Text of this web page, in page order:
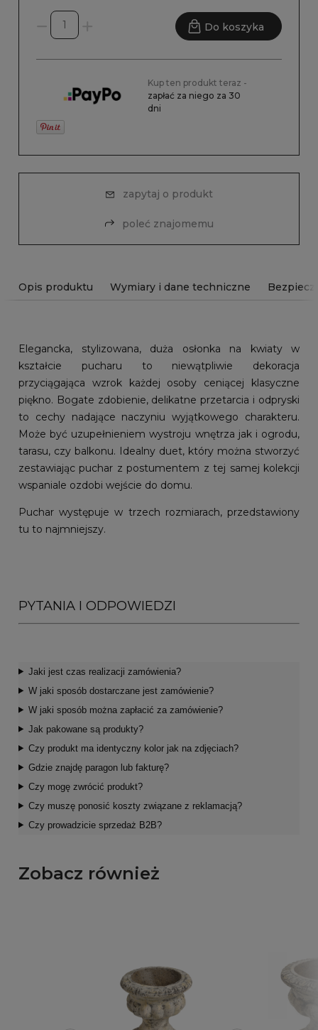
Do koszyka
Kup ten produkt teraz -
zapłać za niego za 30
dni
zapytaj o produkt
poleć znajomemu
Opis produktu Wymiary i dane techniczne
Elegancka, stylizowana, duża osłonka na kwiaty w
kształcie pucharu to niewątpliwie dekoracja
przyciągająca wzrok każdej osoby ceniącej klasyczne
piękno. Bogate zdobienie, delikatne przetarcia i odpryski
to cechy nadające naczyniu wyjątkowego charakteru.
Może być uzupełnieniem wystroju wnętrza jak i ogrodu,
tarasu, czy balkonu. Idealny duet, który można stworzyć
zestawiając puchar z postumentem z tej samej kolekcji
wspaniale ozdobi wejście do domu.
Puchar występuje w trzech rozmiarach, przedstawiony
tu to najmniejszy.
PYTANIA I ODPOWIEDZI
Jaki jest czas realizacji zamówienia?
W jaki sposób dostarczane jest zamówienie?
W jaki sposób można zapłacić za zamówienie?
Jak pakowane są produkty?
Czy produkt ma identyczny kolor jak na zdjęciach?
Gdzie znajdę paragon lub fakturę?
Czy mogę zwrócić produkt?
Czy muszę ponosić koszty związane z reklamacją?
Czy prowadzicie sprzedaż B2B?
Zobacz również